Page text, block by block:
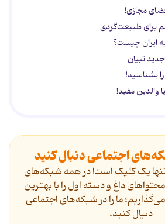
مجازی!
ایران چیست؟
تبیان
بشناسید!
والدین مفید!
اجتماعی دنبال کنید
تنها یک کلیک است! در همه شبکه‌های
داغ و دسته اول را با بهترین
ما را در شبکه‌های اجتماعی
دنیال کنید.